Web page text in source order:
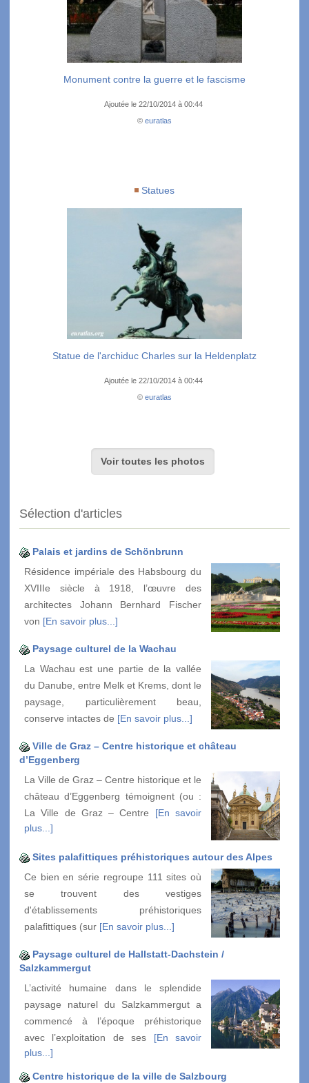
Monument contre la guerre et le fascisme
Ajoutée le 22/10/2014 à 00:44
© euratlas
Statues
Statue de l'archiduc Charles sur la Heldenplatz
Ajoutée le 22/10/2014 à 00:44
© euratlas
Voir toutes les photos
Sélection d'articles
Palais et jardins de Schönbrunn
Résidence impériale des Habsbourg du
XVIIIe siècle à 1918, l’œuvre des
architectes Johann Bernhard Fischer
von [En savoir plus...]
Paysage culturel de la Wachau
La Wachau est une partie de la vallée
du Danube, entre Melk et Krems, dont le
paysage, particulièrement beau,
conserve intactes de [En savoir plus...]
Ville de Graz – Centre historique et château
d’Eggenberg
La Ville de Graz – Centre historique et le
château d’Eggenberg témoignent (ou :
La Ville de Graz – Centre [En savoir
plus...]
Sites palafittiques préhistoriques autour des Alpes
Ce bien en série regroupe 111 sites où
se trouvent des vestiges
d'établissements préhistoriques
palafittiques (sur [En savoir plus...]
Paysage culturel de Hallstatt-Dachstein /
Salzkammergut
L’activité humaine dans le splendide
paysage naturel du Salzkammergut a
commencé à l’époque préhistorique
avec l’exploitation de ses [En savoir
plus...]
Centre historique de la ville de Salzbourg